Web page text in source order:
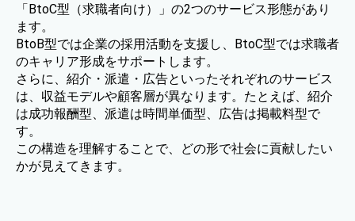
「BtoC型（求職者向け）」の2つのサービス形態があり
ます。
BtoB型では企業の採用活動を支援し、BtoC型では求職者
のキャリア形成をサポートします。
さらに、紹介・派遣・広告といったそれぞれのサービス
は、収益モデルや顧客層が異なります。たとえば、紹介
は成功報酬型、派遣は時間単価型、広告は掲載料型で
す。
この構造を理解することで、どの形で社会に貢献したい
かが見えてきます。